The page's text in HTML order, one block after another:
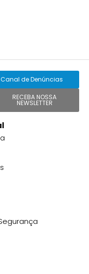
Canal de Denúncias
RECEBA NOSSA
NEWSLETTER